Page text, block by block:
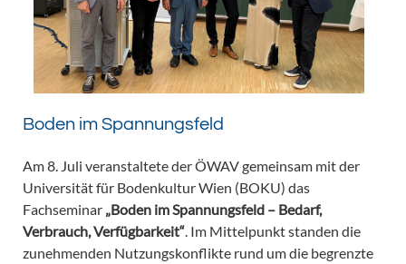
Boden im Spannungsfeld
Am 8. Juli veranstaltete der ÖWAV gemeinsam mit der
Universität für Bodenkultur Wien (BOKU) das
Fachseminar „Boden im Spannungsfeld – Bedarf,
Verbrauch, Verfügbarkeit“ . Im Mittelpunkt standen die
zunehmenden Nutzungskonflikte rund um die begrenzte